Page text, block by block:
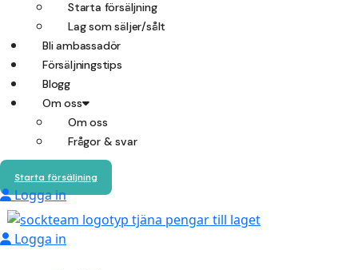
Starta försäljning
Lag som säljer/sålt
Bli ambassadör
Försäljningstips
Blogg
Om oss
Om oss
Frågor & svar
Starta försäljning
Logga in
Logga in